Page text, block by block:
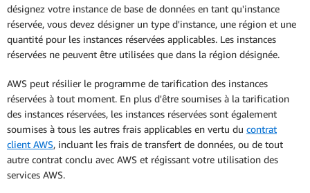
désignez votre instance de base de données en tant qu'instance
réservée, vous devez désigner un type d'instance, une région et une
quantité pour les instances réservées applicables. Les instances
réservées ne peuvent être utilisées que dans la région désignée.
AWS peut résilier le programme de tarification des instances
réservées à tout moment. En plus d'être soumises à la tarification
des instances réservées, les instances réservées sont également
soumises à tous les autres frais applicables en vertu du contrat
client AWS, incluant les frais de transfert de données, ou de tout
autre contrat conclu avec AWS et régissant votre utilisation des
services AWS.